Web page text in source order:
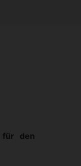
für den